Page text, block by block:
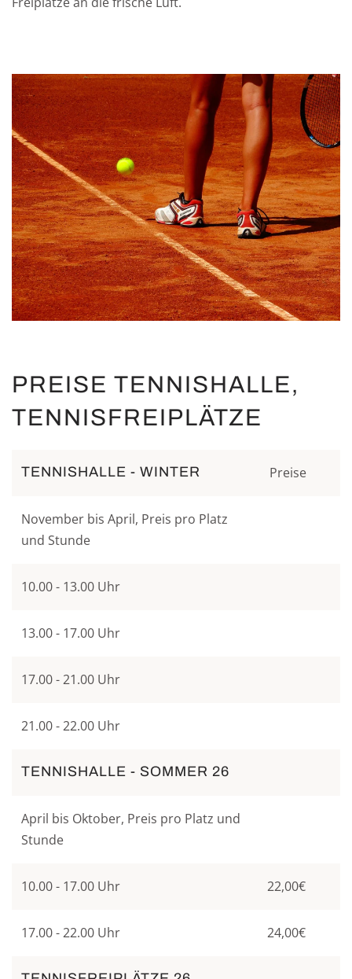
PREISE TENNISHALLE,
TENNISFREIPLÄTZE
TENNISHALLE - WINTER Preise
November bis April, Preis pro Platz
und Stunde
10.00 - 13.00 Uhr
13.00 - 17.00 Uhr
17.00 - 21.00 Uhr
21.00 - 22.00 Uhr
TENNISHALLE - SOMMER 26
April bis Oktober, Preis pro Platz und
Stunde
10.00 - 17.00 Uhr 22,00€
17.00 - 22.00 Uhr 24,00€